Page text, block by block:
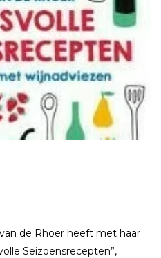
de Rhoer heeft met haar
Seizoensrecepten”,